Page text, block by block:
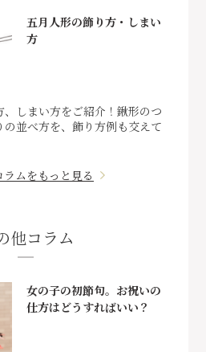
五月人形の飾り方・しまい
方
しまい方をご紹介！鍬形のつ
並べ方を、飾り方例も交えて
ムをもっと見る
他コラム
女の子の初節句。お祝いの
仕方はどうすればいい？